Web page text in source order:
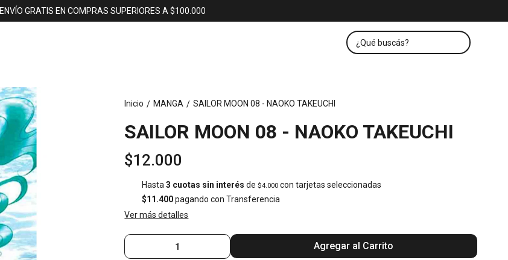
ENVÍO GRATIS EN COMPRAS SUPERIORES A $100.000
Inicio / MANGA / SAILOR MOON 08 - NAOKO TAKEUCHI
SAILOR MOON 08 - NAOKO TAKEUCHI
$12.000
Hasta3 cuotas sin interés de$4.000 con tarjetas seleccionadas
$11.400pagando con Transferencia
Ver más detalles
Agregar al Carrito